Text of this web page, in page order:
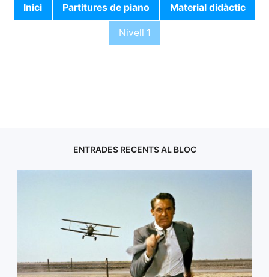
Inici Partitures de piano Material didàctic
Nivell 1
ENTRADES RECENTS AL BLOC